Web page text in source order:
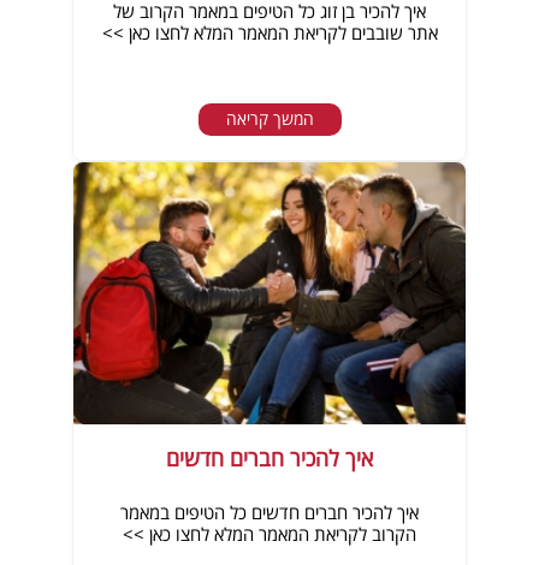
איך להכיר בן זוג כל הטיפים במאמר הקרוב של
אתר שובבים לקריאת המאמר המלא לחצו כאן >>
המשך קריאה
איך להכיר חברים חדשים
איך להכיר חברים חדשים כל הטיפים במאמר
הקרוב לקריאת המאמר המלא לחצו כאן >>